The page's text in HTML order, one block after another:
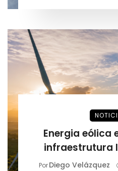
Energia eólica
infraestrutura
PorDiego Velázquez